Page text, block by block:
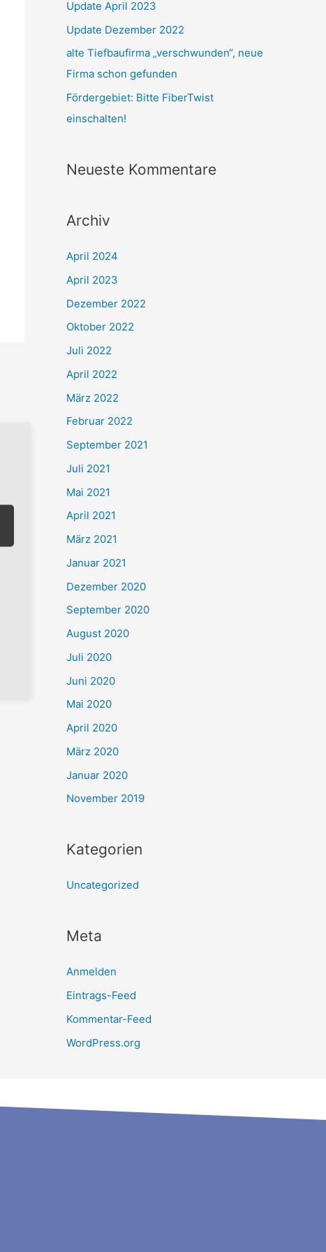
h
:
Update April 2023
Update Dezember 2022
alte Tiefbaufirma „verschwunden“, neue
Firma schon gefunden
Fördergebiet: Bitte FiberTwist
einschalten!
Neueste Kommentare
Archiv
April 2024
April 2023
Dezember 2022
Oktober 2022
Juli 2022
April 2022
März 2022
Februar 2022
September 2021
Juli 2021
Mai 2021
April 2021
März 2021
Januar 2021
Dezember 2020
September 2020
August 2020
Juli 2020
Juni 2020
Mai 2020
April 2020
März 2020
Januar 2020
November 2019
Kategorien
Uncategorized
Meta
Anmelden
Eintrags-Feed
Kommentar-Feed
WordPress.org